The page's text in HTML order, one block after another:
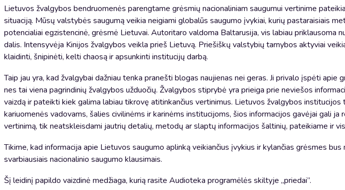
Lietuvos žvalgybos bendruomenės parengtame grėsmių nacionaliniam saugumui vertinime
situaciją. Mūsų valstybės saugumą veikia neigiami globalūs saugumo įvykiai, kurių pastaraisiais
potencialiai egzistencinė, grėsmė Lietuvai. Autoritaro valdoma Baltarusija, vis labiau priklausoma
dalis. Intensyvėja Kinijos žvalgybos veikla prieš Lietuvą. Priešiškų valstybių tarnybos aktyviai
klaidinti, šnipinėti, kelti chaosą ir apsunkinti institucijų darbą.
Taip jau yra, kad žvalgybai dažniau tenka pranešti blogas naujienas nei geras. Ji privalo įspėti apie
nes tai viena pagrindinių žvalgybos užduočių. Žvalgybos stiprybė yra prieiga prie neviešos
vaizdą ir pateikti kiek galima labiau tikrovę atitinkančius vertinimus. Lietuvos žvalgybos
kariuomenės vadovams, šalies civilinėms ir karinėms institucijoms, šios informacijos gavėjai gali
vertinimą, tik neatskleisdami jautrių detalių, metodų ar slaptų informacijos šaltinių, pateikiame ir
Tikime, kad informacija apie Lietuvos saugumo aplinką veikiančius įvykius ir kylančias grėsmes bus
svarbiausiais nacionalinio saugumo klausimais.
Šį leidinį papildo vaizdinė medžiaga, kurią rasite Audioteka programėlės skiltyje „priedai”.